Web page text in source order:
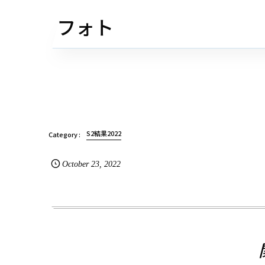
フォト
S2結果2022
October 23 ,2022